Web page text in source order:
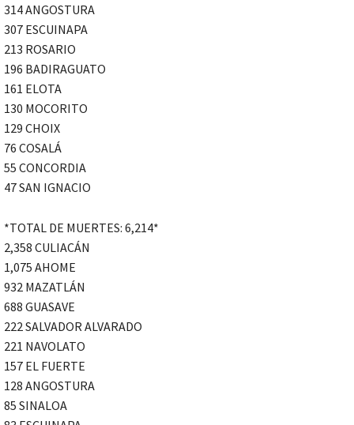
314 ANGOSTURA
307 ESCUINAPA
213 ROSARIO
196 BADIRAGUATO
161 ELOTA
130 MOCORITO
129 CHOIX
76 COSALÁ
55 CONCORDIA
47 SAN IGNACIO
*TOTAL DE MUERTES: 6,214*
2,358 CULIACÁN
1,075 AHOME
932 MAZATLÁN
688 GUASAVE
222 SALVADOR ALVARADO
221 NAVOLATO
157 EL FUERTE
128 ANGOSTURA
85 SINALOA